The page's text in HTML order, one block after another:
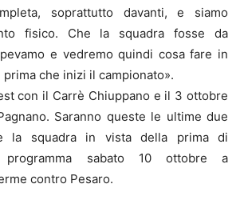
soprattutto davanti, e siamo
fisico. Che la squadra fosse da
e vedremo quindi cosa fare in
che inizi il campionato».
con il Carrè Chiuppano e il 3 ottobre
Saranno queste le ultime due
la squadra in vista della prima di
programma sabato 10 ottobre a
contro Pesaro.